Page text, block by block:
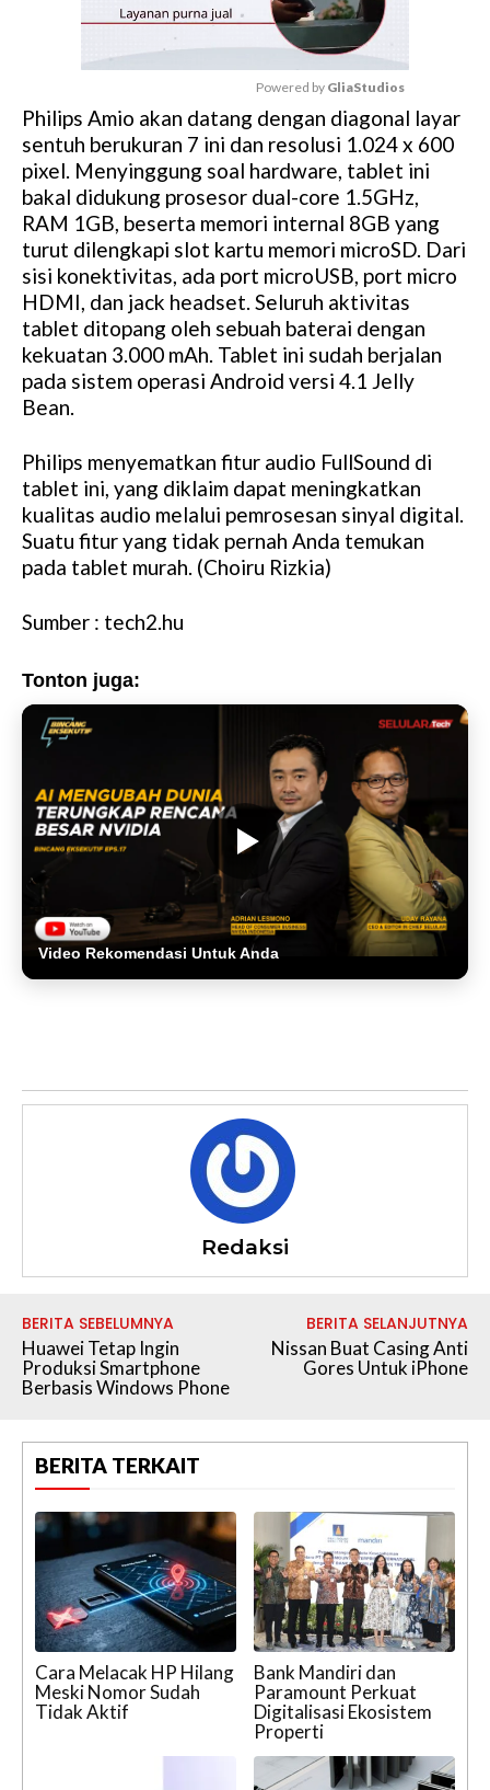
M
u
t
e
Powered by GliaStudios
Philips Amio akan datang dengan diagonal layar
sentuh berukuran 7 ini dan resolusi 1.024 x 600
pixel. Menyinggung soal hardware, tablet ini
bakal didukung prosesor dual-core 1.5GHz,
RAM 1GB, beserta memori internal 8GB yang
turut dilengkapi slot kartu memori microSD. Dari
sisi konektivitas, ada port microUSB, port micro
HDMI, dan jack headset. Seluruh aktivitas
tablet ditopang oleh sebuah baterai dengan
kekuatan 3.000 mAh. Tablet ini sudah berjalan
pada sistem operasi Android versi 4.1 Jelly
Bean.
Philips menyematkan fitur audio FullSound di
tablet ini, yang diklaim dapat meningkatkan
kualitas audio melalui pemrosesan sinyal digital.
Suatu fitur yang tidak pernah Anda temukan
pada tablet murah. (Choiru Rizkia)
Sumber : tech2.hu
Tonton juga:
Video Rekomendasi Untuk Anda
Redaksi
BERITA SEBELUMNYA
Huawei Tetap Ingin
Produksi Smartphone
Berbasis Windows Phone
BERITA SELANJUTNYA
Nissan Buat Casing Anti
Gores Untuk iPhone
BERITA TERKAIT
Cara Melacak HP Hilang
Meski Nomor Sudah
Tidak Aktif
Bank Mandiri dan
Paramount Perkuat
Digitalisasi Ekosistem
Properti